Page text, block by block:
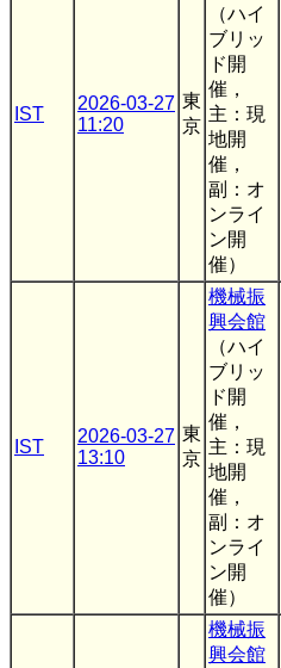
IST
2026-03-27
11:20
東
京
（ハイ
ブリッ
ド開
催，
主：現
地開
催，
副：オ
ンライ
ン開
催）
IST
2026-03-27
13:10
東
京
機械振
興会館
（ハイ
ブリッ
ド開
催，
主：現
地開
催，
副：オ
ンライ
ン開
催）
機械振
興会館